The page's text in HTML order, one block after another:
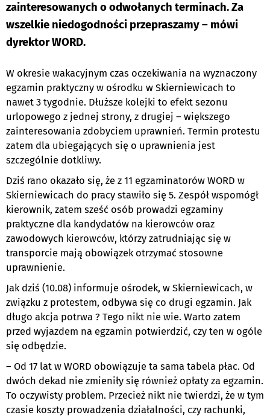
zainteresowanych o odwołanych terminach. Za
wszelkie niedogodności przepraszamy – mówi
dyrektor WORD.
W okresie wakacyjnym czas oczekiwania na wyznaczony
egzamin praktyczny w ośrodku w Skierniewicach to
nawet 3 tygodnie. Dłuższe kolejki to efekt sezonu
urlopowego z jednej strony, z drugiej – większego
zainteresowania zdobyciem uprawnień. Termin protestu
zatem dla ubiegających się o uprawnienia jest
szczególnie dotkliwy.
Dziś rano okazało się, że z 11 egzaminatorów WORD w
Skierniewicach do pracy stawiło się 5. Zespół wspomógł
kierownik, zatem sześć osób prowadzi egzaminy
praktyczne dla kandydatów na kierowców oraz
zawodowych kierowców, którzy zatrudniając się w
transporcie mają obowiązek otrzymać stosowne
uprawnienie.
Jak dziś (10.08) informuje ośrodek, w Skierniewicach, w
związku z protestem, odbywa się co drugi egzamin. Jak
długo akcja potrwa ? Tego nikt nie wie. Warto zatem
przed wyjazdem na egzamin potwierdzić, czy ten w ogóle
się odbędzie.
– Od 17 lat w WORD obowiązuje ta sama tabela płac. Od
dwóch dekad nie zmieniły się również opłaty za egzamin.
To oczywisty problem. Przecież nikt nie twierdzi, że w tym
czasie koszty prowadzenia działalności, czy rachunki,